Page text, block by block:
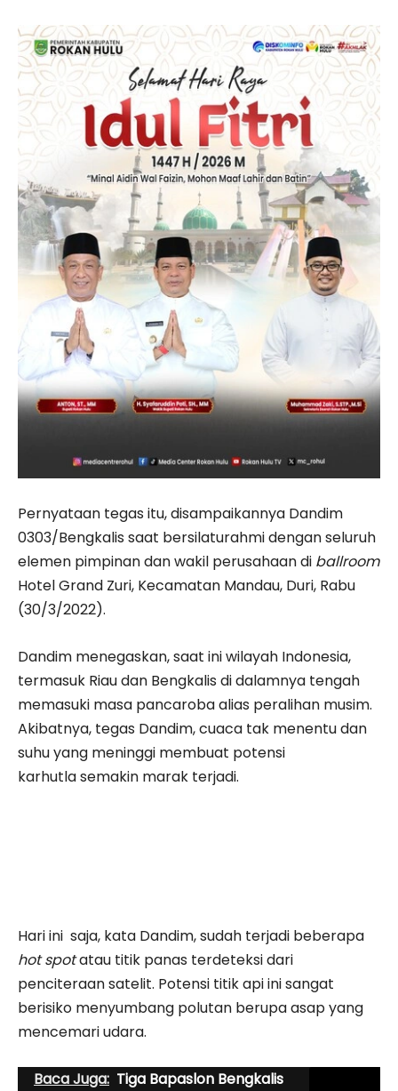
Pernyataan tegas itu, disampaikannya Dandim
0303/Bengkalis saat bersilaturahmi dengan seluruh
elemen pimpinan dan wakil perusahaan di ballroom
Hotel Grand Zuri, Kecamatan Mandau, Duri, Rabu
(30/3/2022).
Dandim menegaskan, saat ini wilayah Indonesia,
termasuk Riau dan Bengkalis di dalamnya tengah
memasuki masa pancaroba alias peralihan musim.
Akibatnya, tegas Dandim, cuaca tak menentu dan
suhu yang meninggi membuat potensi
karhutla semakin marak terjadi.
Hari ini saja, kata Dandim, sudah terjadi beberapa
hot spotatau titik panas terdeteksi dari
penciteraan satelit. Potensi titik api ini sangat
berisiko menyumbang polutan berupa asap yang
mencemari udara.
Baca Juga: Tiga Bapaslon Bengkalis